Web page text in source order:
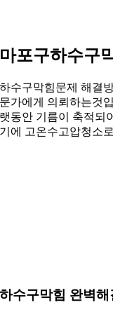
마포구하수구
하수구막힘문제 해결
문가에게 의뢰하는것
랫동안 기름이 축적되
기에 고온수고압청소
하수구막힘 완벽해